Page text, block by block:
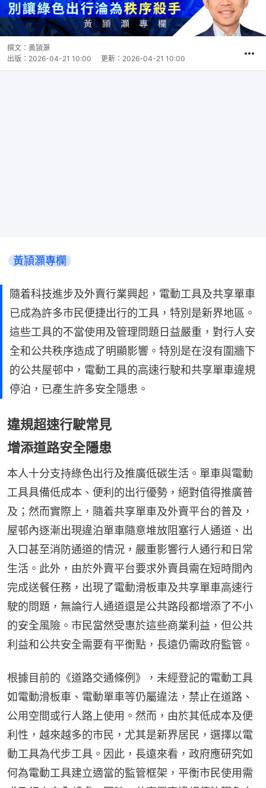
撰文： 黃頴灝
出版： 2026-04-21 10:00 更新： 2026-04-21 10:00
黃頴灝專欄
隨着科技進步及外賣行業興起，電動工具及共享單車
已成為許多市民便捷出行的工具，特別是新界地區。
這些工具的不當使用及管理問題日益嚴重，對行人安
全和公共秩序造成了明顯影響。特別是在沒有圍牆下
的公共屋邨中，電動工具的高速行駛和共享單車違規
停泊，已產生許多安全隱患。
違規超速行駛常見
增添道路安全隱患
本人十分支持綠色出行及推廣低碳生活。單車與電動
工具具備低成本、便利的出行優勢，絕對值得推廣普
及；然而實際上，隨着共享單車及外賣平台的普及，
屋邨內逐漸出現違泊單車隨意堆放阻塞行人通道、出
入口甚至消防通道的情況，嚴重影響行人通行和日常
生活。此外，由於外賣平台要求外賣員需在短時間內
完成送餐任務，出現了電動滑板車及共享單車高速行
駛的問題，無論行人通道還是公共路段都增添了不小
的安全風險。市民當然受惠於這些商業利益，但公共
利益和公共安全需要有平衡點，長遠仍需政府監管。
根據目前的《道路交通條例》，未經登記的電動工具
如電動滑板車、電動單車等仍屬違法，禁止在道路、
公用空間或行人路上使用。然而，由於其低成本及便
利性，越來越多的市民，尤其是新界居民，選擇以電
動工具為代步工具。因此，長遠來看，政府應研究如
何為電動工具建立適當的監管框架，平衡市民使用需